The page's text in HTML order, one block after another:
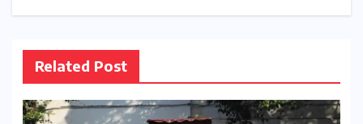
Related Post